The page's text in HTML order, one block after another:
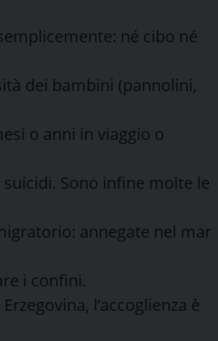
né cibo né
dei bambini (pannolini,
o anni in viaggio o
Sono infine molte le
annegate nel mar
i confini.
l’accoglienza è